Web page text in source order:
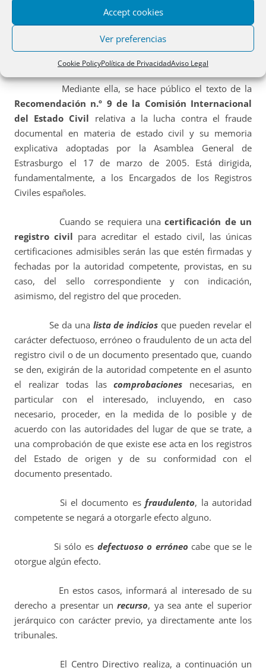
Accept cookies
Ver preferencias
Cookie PolicyPolítica de PrivacidadAviso Legal
*INSTRUCCIÓN DGRN. Instrucción de 20 de marzo de
2006, de la Dirección General de los Registros y del
prevención del fraude documental
en materia de estado civil.
Mediante ella, se hace público el texto de la
Recomendación n.º 9 de la Comisión Internacional
del Estado Civil relativa a la lucha contra el fraude
documental en materia de estado civil y su memoria
explicativa adoptadas por la Asamblea General de
Estrasburgo el 17 de marzo de 2005. Está dirigida,
fundamentalmente, a los Encargados de los Registros
Civiles españoles.
Cuando se requiera unacertificación de un
registro civil para acreditar el estado civil, las únicas
certificaciones admisibles serán las que estén firmadas y
fechadas por la autoridad competente, provistas, en su
caso, del sello correspondiente y con indicación,
asimismo, del registro del que proceden.
Se da una lista de indicios que pueden revelar el
carácter defectuoso, erróneo o fraudulento de un acta del
registro civil o de un documento presentado que, cuando
se den, exigirán de la autoridad competente en el asunto
el realizar todas lascomprobaciones necesarias, en
particular con el interesado, incluyendo, en caso
necesario, proceder, en la medida de lo posible y de
acuerdo con las autoridades del lugar de que se trate, a
una comprobación de que existe ese acta en los registros
del Estado de origen y de su conformidad con el
documento presentado.
Si el documento esfraudulento, la autoridad
competente se negará a otorgarle efecto alguno.
Si sólo es defectuoso o erróneo cabe que se le
otorgue algún efecto.
En estos casos, informará al interesado de su
derecho a presentar unrecurso, ya sea ante el superior
jerárquico con carácter previo, ya directamente ante los
tribunales.
El Centro Directivo realiza, a continuación un